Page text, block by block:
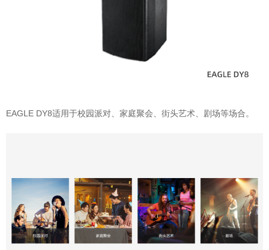
EAGLE DY8适用于校园派对、家庭聚会、街头艺术、剧场等场合。